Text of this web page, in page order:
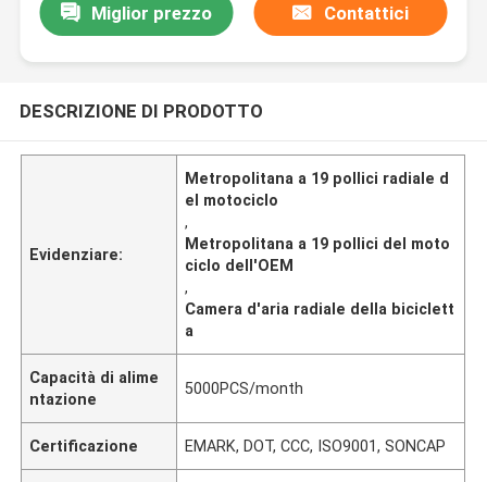
Miglior prezzo Contattici
DESCRIZIONE DI PRODOTTO
Evidenziare:
Metropolitana a 19 pollici radiale d
el motociclo
,
Metropolitana a 19 pollici del moto
ciclo dell'OEM
,
Camera d'aria radiale della biciclett
a
Capacità di alime
ntazione
5000PCS/month
Certificazione EMARK, DOT, CCC, ISO9001, SONCAP